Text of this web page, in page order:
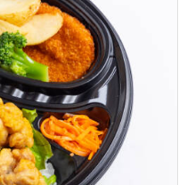
お弁当です。
オ撮影